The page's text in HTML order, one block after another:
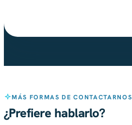
MÁS FORMAS DE CONTACTARNOS
¿Prefiere hablarlo?